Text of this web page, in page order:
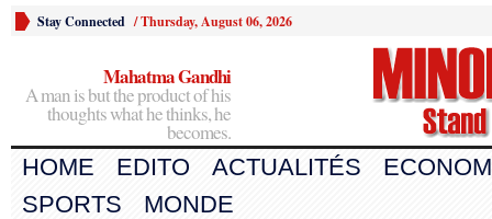
Stay Connected /Thursday, August 06, 2026
Mahatma Gandhi
A man is but the product of his
thoughts what he thinks, he
becomes.
HOME EDITO ACTUALITÉS
SPORTS
MONDE